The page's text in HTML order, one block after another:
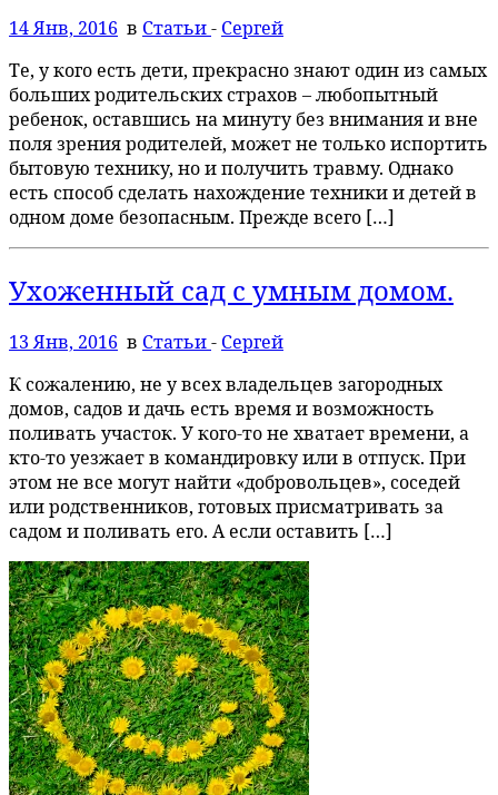
14 Янв, 2016 в Статьи- Сергей
Те, у кого есть дети, прекрасно знают один из самых
больших родительских страхов – любопытный
ребенок, оставшись на минуту без внимания и вне
поля зрения родителей, может не только испортить
бытовую технику, но и получить травму. Однако
есть способ сделать нахождение техники и детей в
одном доме безопасным. Прежде всего […]
Ухоженный сад с умным домом.
13 Янв, 2016 в Статьи- Сергей
К сожалению, не у всех владельцев загородных
домов, садов и дачь есть время и возможность
поливать участок. У кого-то не хватает времени, а
кто-то уезжает в командировку или в отпуск. При
этом не все могут найти «добровольцев», соседей
или родственников, готовых присматривать за
садом и поливать его. А если оставить […]